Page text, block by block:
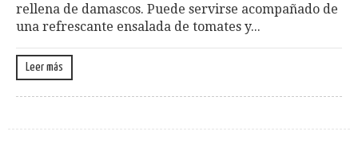
rellena de damascos. Puede servirse acompañado de
una refrescante ensalada de tomates y...
Leer más